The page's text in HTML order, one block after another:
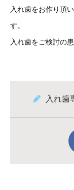
入れ歯をお作り頂
す。
入れ歯をご検討の
入れ歯